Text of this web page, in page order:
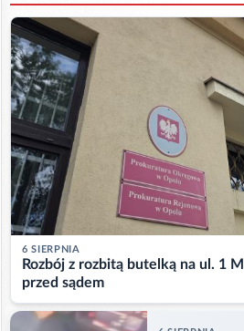
6 SIERPNIA
Rozbój z rozbitą butelką na ul. 1
przed sądem